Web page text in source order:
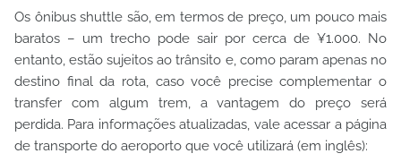
Os ônibus shuttle são, em termos de preço, um pouco mais
baratos – um trecho pode sair por cerca de ¥1.000. No
entanto, estão sujeitos ao trânsito e, como param apenas no
destino final da rota, caso você precise complementar o
transfer com algum trem, a vantagem do preço será
perdida. Para informações atualizadas, vale acessar a página
de transporte do aeroporto que você utilizará (em inglês):